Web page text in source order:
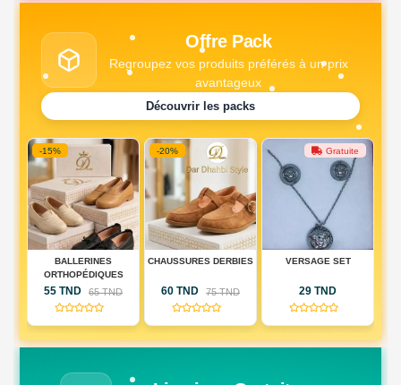
Offre Pack
Regroupez vos produits préférés à un prix
avantageux
Découvrir les packs
-20%
CHAUSSURES DERBIES
60 TND 75 TND
(0)
Gratuite
VERSAGE SET
29 TND
(0)
Gratuite
PACK MONTRE + PACK
79 TND
(0)